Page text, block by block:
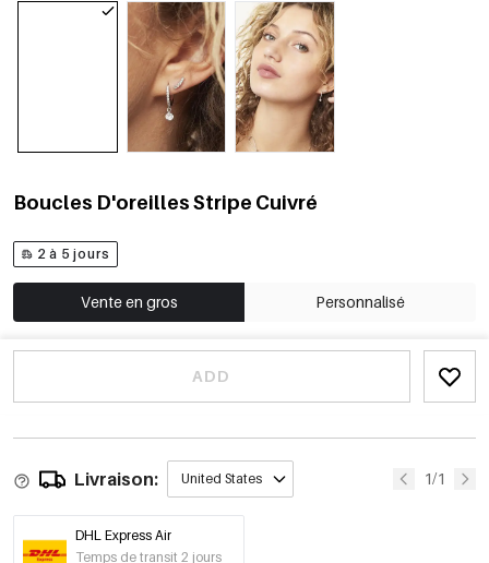
Boucles D'oreilles Stripe Cuivré
2 à 5 jours
Vente en gros Personnalisé
ADD
Livraison: United States 1/1
DHL Express Air
Temps de transit 2 jours